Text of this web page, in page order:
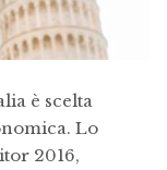
è scelta
Lo
2016,